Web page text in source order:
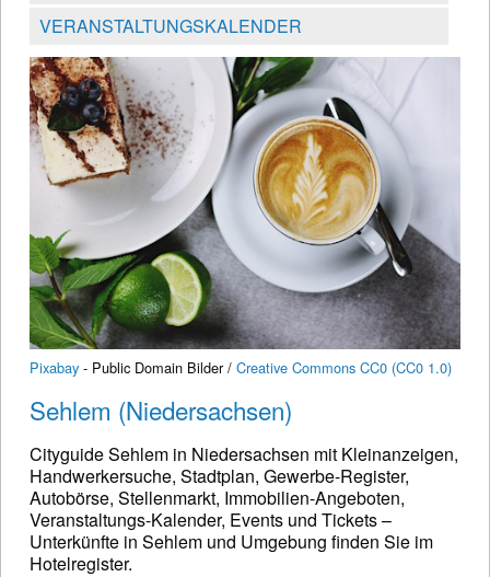
VERANSTALTUNGSKALENDER
Pixabay - Public Domain Bilder / Creative Commons CC0 (CC0 1.0)
Sehlem (Niedersachsen)
Cityguide Sehlem in Niedersachsen mit Kleinanzeigen,
Handwerkersuche, Stadtplan, Gewerbe-Register,
Autobörse, Stellenmarkt, Immobilien-Angeboten,
Veranstaltungs-Kalender, Events und Tickets –
Unterkünfte in Sehlem und Umgebung finden Sie im
Hotelregister.